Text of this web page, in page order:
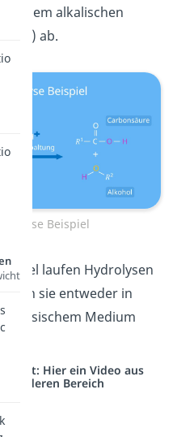
in einem alkalischen
ab.
Beispiel
laufen Hydrolysen
wenn sie entweder in
in basischem Medium
Hier ein Video aus
anderen Bereich